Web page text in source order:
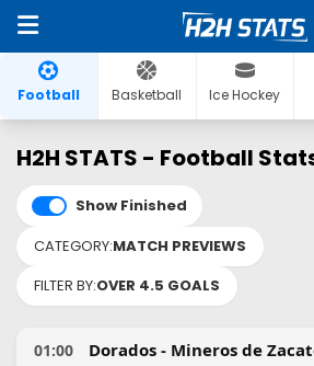
Football Basketball Ice Hockey
H2H STATS - Football
Show Finished
CATEGORY:MATCH PREVIEWS
FILTER BY:OVER 4.5 GOALS
01:00 Dorados - Mineros de